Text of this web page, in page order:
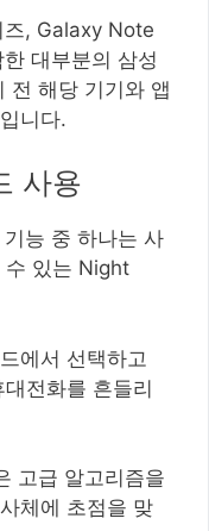
, Galaxy Note
대부분의 삼성
전 해당 기기와 앱
니다.
사용
능 중 하나는 사
수 있는 Night
에서 선택하고
전화를 흔들리
고급 알고리즘을
체에 초점을 맞